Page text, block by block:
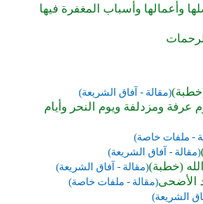
وأعمالها وأسباب المغفرة فيها
(مقالة - آفاق الشريعة)
عرفة ومزدلفة ويوم النحر وأيام
- ملفات خاصة)
(مقالة - آفاق الشريعة)
(خطبة)(مقالة - آفاق الشريعة)
الأضحى(مقالة - ملفات خاصة)
الشريعة)